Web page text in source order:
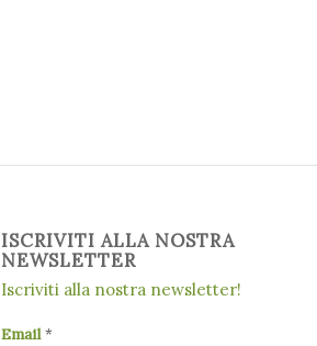
ISCRIVITI ALLA NOSTRA
NEWSLETTER
Iscriviti alla nostra newsletter!
Email*